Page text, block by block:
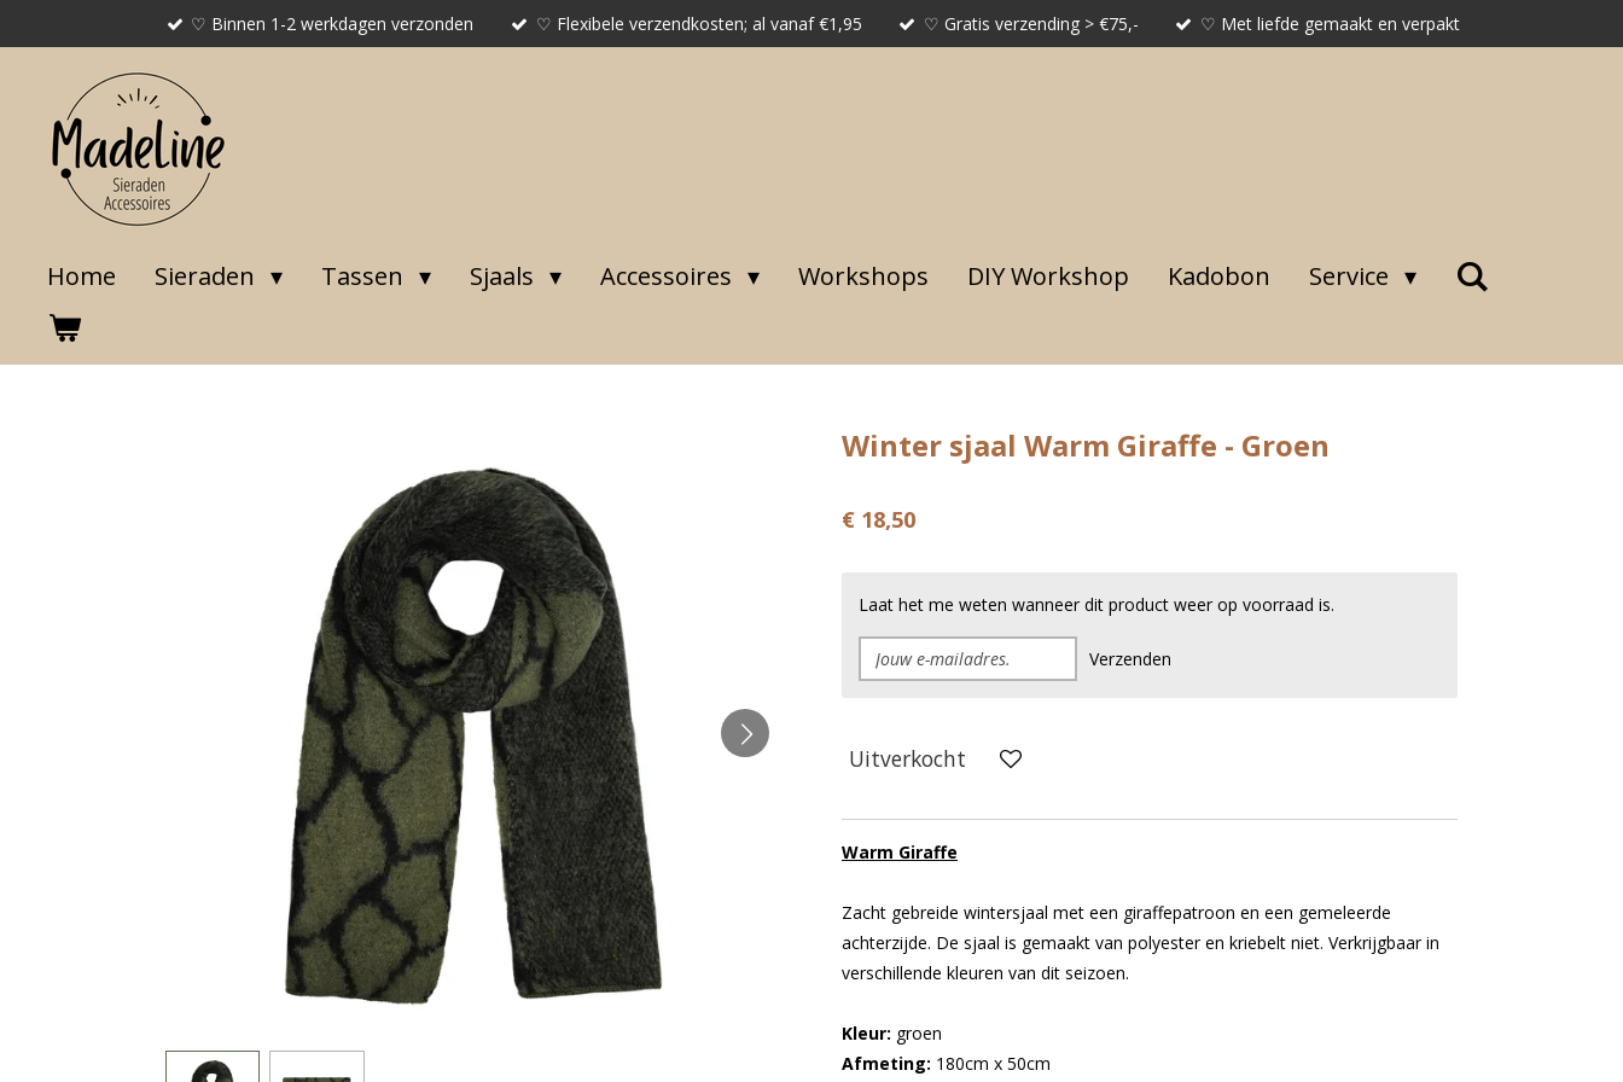
hoofdinhoud
♡ Binnen 1-2 werkdagen verzonden ♡ Flexibele verzendkosten; al vanaf €1,95 ♡ Gratis verzending > €75,- ♡ Met liefde gemaakt en verpakt
Home Sieraden Tassen Sjaals Accessoires Workshops DIY Workshop Kadobon Service
Winter sjaal Warm Giraffe - Groen
€ 18,50
Laat het me weten wanneer dit product weer op voorraad is.
Verzenden
Uitverkocht
Warm Giraffe
Zacht gebreide wintersjaal met een giraffepatroon en een gemeleerde
achterzijde. De sjaal is gemaakt van polyester en kriebelt niet. Verkrijgbaar in
verschillende kleuren van dit seizoen.
Kleur: groen
Afmeting: 180cm x 50cm